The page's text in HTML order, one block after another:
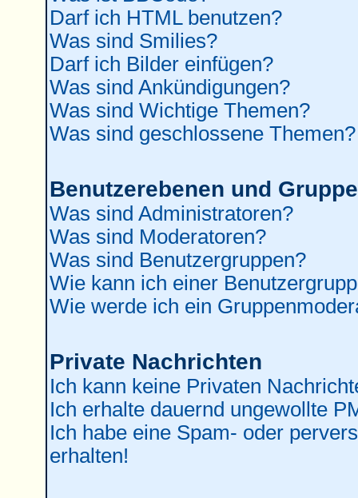
Darf ich HTML benutzen?
Was sind Smilies?
Darf ich Bilder einfügen?
Was sind Ankündigungen?
Was sind Wichtige Themen?
Was sind geschlossene Themen?
Benutzerebenen und
Was sind Administratoren?
Was sind Moderatoren?
Was sind Benutzergruppen?
Wie kann ich einer
Wie werde ich ein
Private Nachrichten
Ich kann keine Privaten
Ich erhalte dauernd ungewollte
Ich habe eine Spam- oder
erhalten!